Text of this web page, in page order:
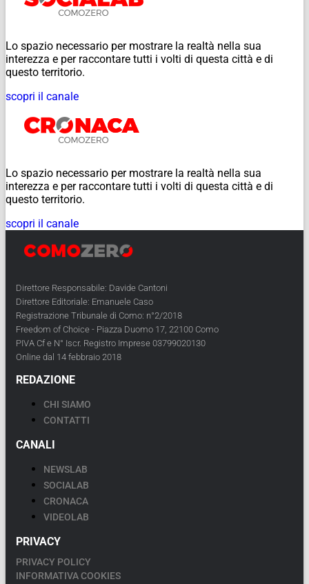
Lo spazio necessario per mostrare la realtà nella sua
interezza e per raccontare tutti i volti di questa città e di
questo territorio.
scopri il canale
Lo spazio necessario per mostrare la realtà nella sua
interezza e per raccontare tutti i volti di questa città e di
questo territorio.
scopri il canale
Direttore Responsabile: Davide Cantoni
Direttore Editoriale: Emanuele Caso
Registrazione Tribunale di Como: n°2/2018
Freedom of Choice - Piazza Duomo 17, 22100 Como
PIVA Cf e N° Iscr. Registro Imprese 03799020130
Online dal 14 febbraio 2018
REDAZIONE
CHI SIAMO
CONTATTI
CANALI
NEWSLAB
SOCIALAB
CRONACA
VIDEOLAB
PRIVACY
PRIVACY POLICY
INFORMATIVA COOKIES